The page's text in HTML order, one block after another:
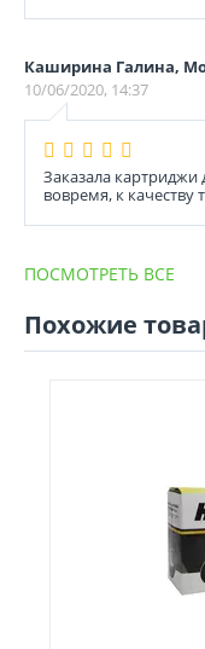
Каширина Галина,
10/06/2020, 14:37
Заказала картриджи
вовремя, к качеству
ПОСМОТРЕТЬ ВСЕ
Похожие